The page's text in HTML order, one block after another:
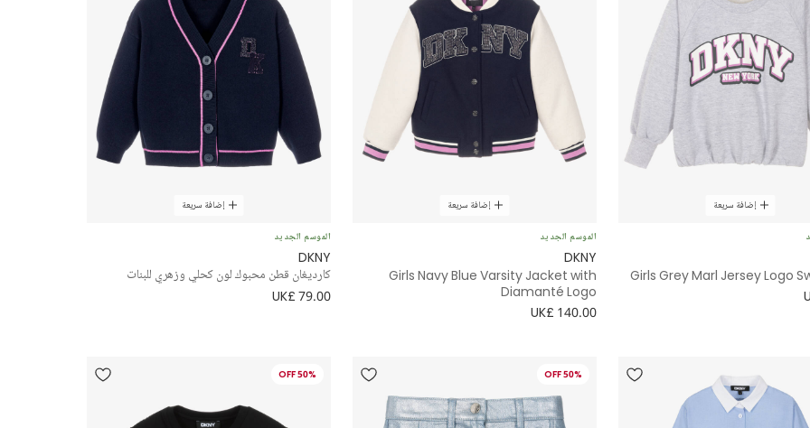
إضافة سريعة
Girls Grey Marl Jersey Logo
إضافة سريعة
الموسم الجديد
DKNY
Girls Navy Blue Varsity Jacket with
Diamanté Logo
UK£ 140.00
إضافة سريعة
الموسم الجديد
DKNY
كارديغان قطن محبوك لون كحلي وزهري للبنات
UK£ 79.00
50% OFF
50% OFF